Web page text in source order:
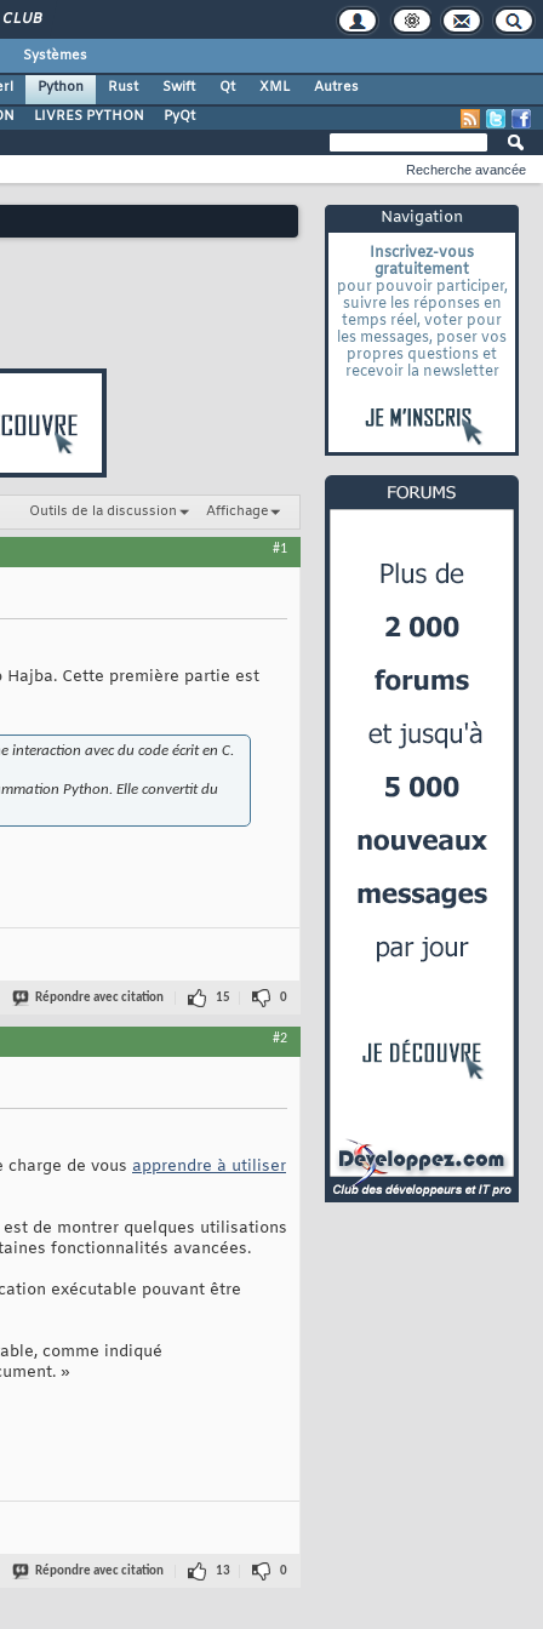
CLUB
Systèmes
Python Rust Swift Qt XML
Autres
LIVRES PYTHON PyQt
Navigation
Inscrivez-vous
gratuitement
pour pouvoir participer,
suivre les réponses en
temps réel, voter pour
les messages, poser vos
propres questions et
recevoir la newsletter
Recherche avancée
Outils de la discussion Affichage
#1
Cette première partie est
avec du code écrit en C.
Python. Elle convertit du
Répondre avec citation 15 0
#2
de vous apprendre à utiliser
de montrer quelques utilisations
fonctionnalités avancées.
exécutable pouvant être
comme indiqué
»
Répondre avec citation 13 0